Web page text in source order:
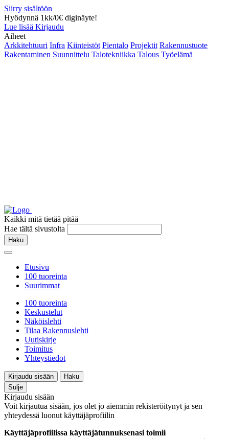
Siirry sisältöön
Hyödynnä 1kk/0€ diginäyte!
Lue lisää Kirjaudu
Aiheet
Arkkitehtuuri Infra Kiinteistöt Pientalo Projektit Rakennustuote
Rakentaminen Suunnittelu Talotekniikka Talous Työelämä
Kaikki mitä tietää pitää
Hae tältä sivustolta
Haku
Etusivu
100 tuoreinta
Suurimmat
100 tuoreinta
Keskustelut
Näköislehti
Tilaa Rakennuslehti
Uutiskirje
Toimitus
Yhteystiedot
Kirjaudu sisään
Haku
Sulje
Kirjaudu sisään
Voit kirjautua sisään, jos olet jo aiemmin rekisteröitynyt ja sen
yhteydessä luonut käyttäjäprofiilin
Käyttäjäprofiilissa käyttäjätunnuksenasi toimii